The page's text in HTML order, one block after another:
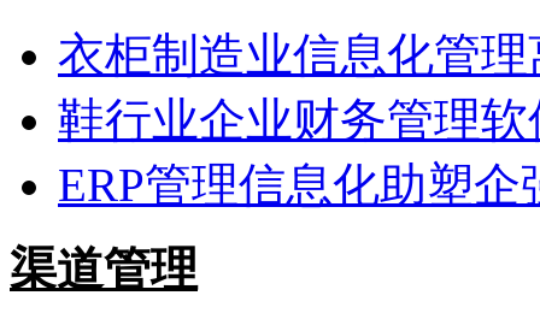
衣柜制造业信息化管
鞋行业企业财务管理软
ERP管理信息化助塑企
渠道管理